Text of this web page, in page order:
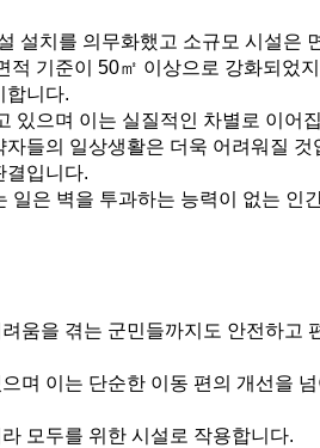
설치를 의무화했고 소규모 시설은
기준이 50㎡ 이상으로 강화되었
합니다.
있으며 이는 실질적인 차별로 이어
들의 일상생활은 더욱 어려워질 것
결입니다.
은 벽을 투과하는 능력이 없는 인
움을 겪는 군민들까지도 안전하고
며 이는 단순한 이동 편의 개선을
모두를 위한 시설로 작용합니다.